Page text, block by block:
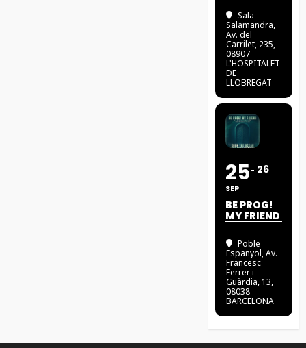
Sala
Salamandra,
Av. del
Carrilet, 235,
08907
L'HOSPITALET
DE
LLOBREGAT
25
SEP
26
BE PROG!
MY FRIEND
Poble
Espanyol, Av.
Francesc
Ferrer i
Guàrdia, 13,
08038
BARCELONA